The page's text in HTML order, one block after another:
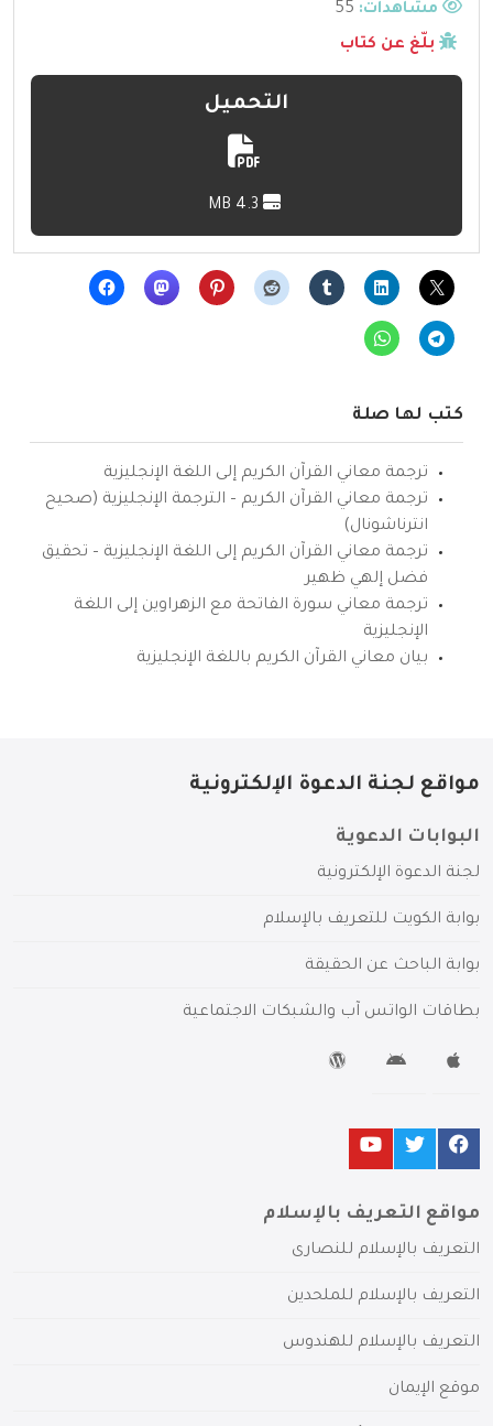
مشاهدات:
بلّغ عن كتاب
التحميل
كتب لها صلة
ترجمة معاني القرآن الكريم إلى اللغة الإنجليزية
ترجمة معاني القرآن الكريم – الترجمة الإنجليزية (صحيح
انترناشونال)
ترجمة معاني القرآن الكريم إلى اللغة الإنجليزية – تحقيق
فضل إلهي ظهير
ترجمة معاني سورة الفاتحة مع الزهراوين إلى اللغة
الإنجليزية
بيان معاني القرآن الكريم باللغة الإنجليزية
مواقع لجنة الدعوة الإلكترونية
البوابات الدعوية
لجنة الدعوة الإلكترونية
بوابة الكويت للتعريف بالإسلام
بوابة الباحث عن الحقيقة
بطاقات الواتس آب والشبكات الاجتماعية
مواقع التعريف بالإسلام
التعريف بالإسلام للنصارى
التعريف بالإسلام للملحدين
التعريف بالإسلام للهندوس
موقع الإيمان